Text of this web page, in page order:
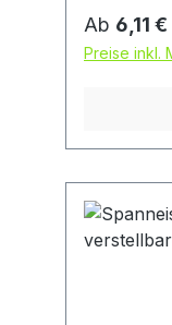
Vergütet,
Regulärer
Ab 6,11 €
Preise inkl.